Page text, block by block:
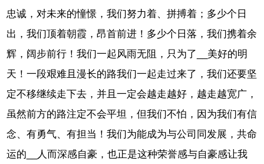
忠诚，对未来的憧憬，我们努力着、拼搏着；多少个日
出，我们顶着朝霞，昂首前进！多少个日落，我们携着余
辉，阔步前行！我们一起风雨无阻，只为了__美好的明
天！一段艰难且漫长的路我们一起走过来了，我们还要坚
定不移继续走下去，并且一定会越走越好，越走越宽广，
虽然前方的路注定不会平坦，但我们不怕，因为我们有信
念、有勇气、有担当！我们为能成为与公司同发展，共命
运的__人而深感自豪，也正是这种荣誉感与自豪感让我